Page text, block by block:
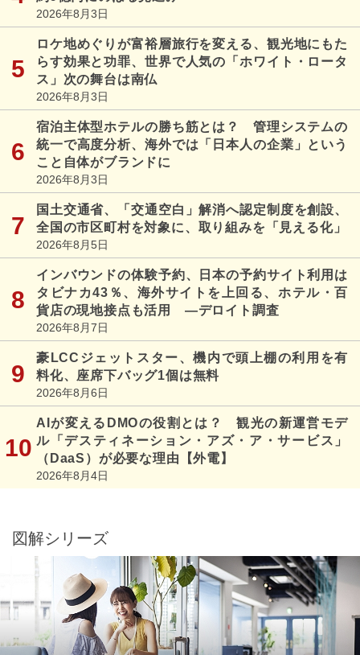
2026年8月3日
ロケ地めぐりが富裕層旅行を変える、観光地にもた
らす効果と功罪、世界で人気の「ホワイト・ロータ
ス」次の舞台は南仏
2026年8月3日
宿泊主体型ホテルの勝ち筋とは？ 管理システムの
統一で高度分析、海外では「日本人の企業」という
こと自体がブランドに
2026年8月3日
国土交通省、「交通空白」解消へ認定制度を創設、
全国の市区町村を対象に、取り組みを「見える化」
2026年8月5日
インバウンドの体験予約、日本の予約サイト利用は
タビナカ43％、海外サイトを上回る、ホテル・百
貨店の現地接点も活用 ―デロイト調査
2026年8月7日
豪LCCジェットスター、機内で頭上棚の利用を有
料化、座席下バッグ1個は無料
2026年8月6日
AIが変えるDMOの役割とは？ 観光の新運営モデ
ル「デスティネーション・アズ・ア・サービス」
（DaaS）が必要な理由【外電】
2026年8月4日
図解シリーズ